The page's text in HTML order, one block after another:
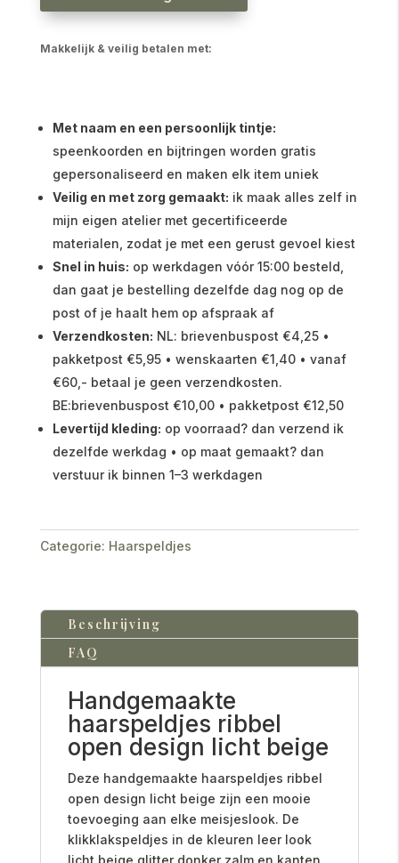
Makkelijk & veilig betalen met:
Met naam en een persoonlijk tintje:
speenkoorden en bijtringen worden gratis
gepersonaliseerd en maken elk item uniek
Veilig en met zorg gemaakt: ik maak alles zelf in
mijn eigen atelier met gecertificeerde
materialen, zodat je met een gerust gevoel kiest
Snel in huis: op werkdagen vóór 15:00 besteld,
dan gaat je bestelling dezelfde dag nog op de
post of je haalt hem op afspraak af
Verzendkosten: NL: brievenbuspost €4,25 •
pakketpost €5,95 • wenskaarten €1,40 • vanaf
€60,- betaal je geen verzendkosten.
BE:brievenbuspost €10,00 • pakketpost €12,50
Levertijd kleding: op voorraad? dan verzend ik
dezelfde werkdag • op maat gemaakt? dan
verstuur ik binnen 1–3 werkdagen
Categorie: Haarspeldjes
Beschrijving
FAQ
Handgemaakte
haarspeldjes ribbel
open design licht beige
Deze handgemaakte haarspeldjes ribbel
open design licht beige zijn een mooie
toevoeging aan elke meisjeslook. De
klikklakspeldjes in de kleuren leer look
licht beige glitter donker zalm en kanten